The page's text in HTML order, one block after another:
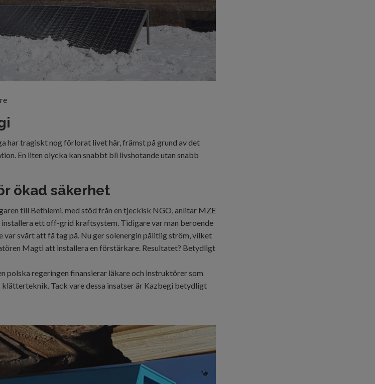
har tragiskt nog förlorat livet här, främst på grund av det
En liten olycka kan snabbt bli livshotande utan snabb
ökad säkerhet
till Bethlemi, med stöd från en tjeckisk NGO, anlitar MZE
ett off-grid kraftsystem. Tidigare var man beroende
var svårt att få tag på. Nu ger solenergin pålitlig ström, vilket
Magti att installera en förstärkare. Resultatet? Betydligt
polska regeringen finansierar läkare och instruktörer som
Tack vare dessa insatser är Kazbegi betydligt